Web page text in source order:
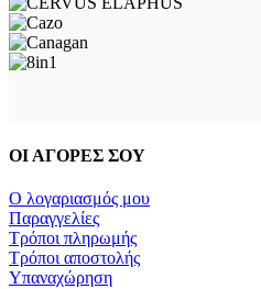
ΟΙ ΑΓΟΡΕΣ ΣΟΥ
Ο λογαριασμός μου
Παραγγελίες
Τρόποι πληρωμής
Τρόποι αποστολής
Υπαναχώρηση